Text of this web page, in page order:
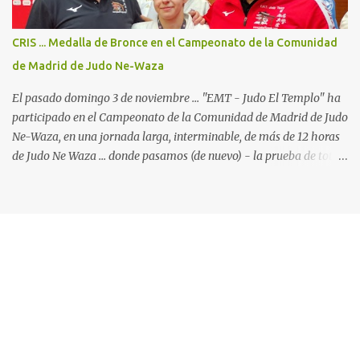
pero la primera en la cual participamos con 2 Katas: Kodokan
Goshin Jutsu y Koshiki No Kata ("Las formas antiguas") ... que por
primera vez está incluido en el programa oficial de los
campeonatos continentales, y ya está oficialmente incluido...
CRIS ... Medalla de Bronce en el Campeonato de la Comunidad
de Madrid de Judo Ne-Waza
El pasado domingo 3 de noviembre ... "EMT - Judo El Templo" ha
participado en el Campeonato de la Comunidad de Madrid de Judo
Ne-Waza, en una jornada larga, interminable, de más de 12 horas
de Judo Ne Waza ... donde pasamos (de nuevo) - la prueba de total